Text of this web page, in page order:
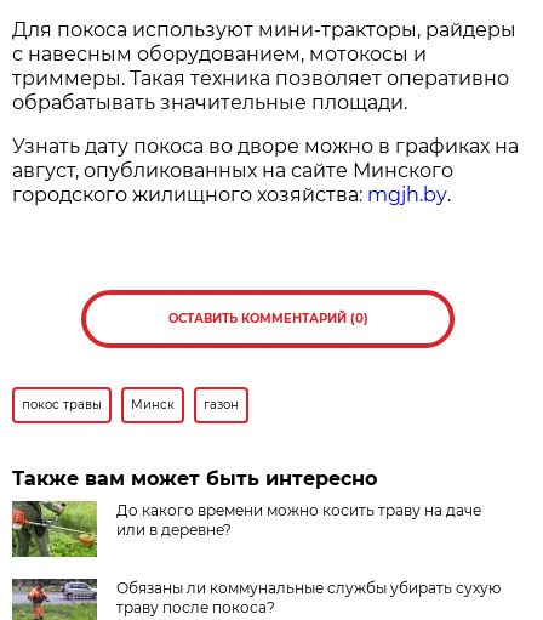
Для покоса используют мини-тракторы, райдеры
с навесным оборудованием, мотокосы и
триммеры. Такая техника позволяет оперативно
обрабатывать значительные площади.
Узнать дату покоса во дворе можно в графиках на
август, опубликованных на сайте Минского
городского жилищного хозяйства: mgjh.by.
ОСТАВИТЬ КОММЕНТАРИЙ (0)
покос травы Минск газон
Также вам может быть интересно
До какого времени можно косить траву на даче
или в деревне?
Обязаны ли коммунальные службы убирать сухую
траву после покоса?